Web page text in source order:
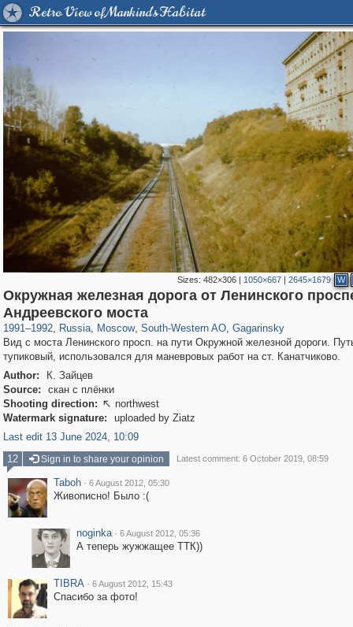
Retro View of Mankind's Habitat
Sizes: 482×306| 1050×667| 2645×1679 W
Окружная железная дорога от Ленинского
Андреевского моста
1991–1992, Russia
1,407,373 29,248
, Moscow
319,882 8,286
, South-Western AO
12,414
, Gagarinsky
Вид с моста Ленинского просп. на пути Окружной железной дороги.
тупиковый, использовался для маневровых работ на ст. Канатчиково.
Author:
К. Зайцев
Source:
скан с плёнки
Shooting direction:  northwest
Watermark signature:
uploaded by Ziatz
Last edit 13 June 2024, 10:09
12
Sign in to share your opinion Latest comment: 6 October 2019, 08:59
Taboh · 6 August 2012, 05:30
Живописно! Было :(
noginka · 6 August 2012, 05:36
А теперь жужжащее ТТК))
TIBRA · 6 August 2012, 15:43
Спасибо за фото!